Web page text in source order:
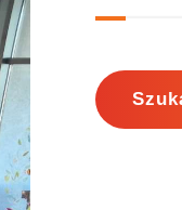
Szukaj: